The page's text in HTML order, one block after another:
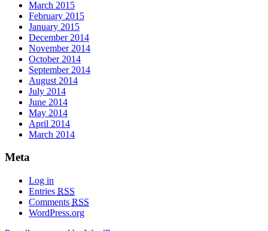
March 2015
February 2015
January 2015
December 2014
November 2014
October 2014
September 2014
August 2014
July 2014
June 2014
May 2014
April 2014
March 2014
Meta
Log in
Entries RSS
Comments RSS
WordPress.org